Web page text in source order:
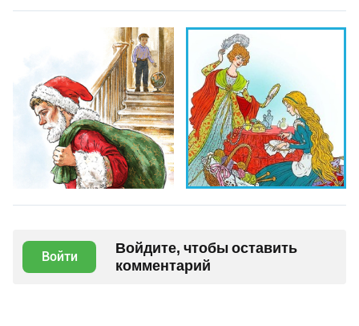
Войти
Войдите, чтобы оставить
комментарий